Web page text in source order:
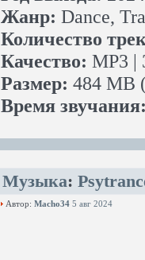
Жанр: Dance,
Количество
Качество: MP3 |
Размер: 484 MB
Время
Музыка:
Автор: Macho34 5 авг 2024